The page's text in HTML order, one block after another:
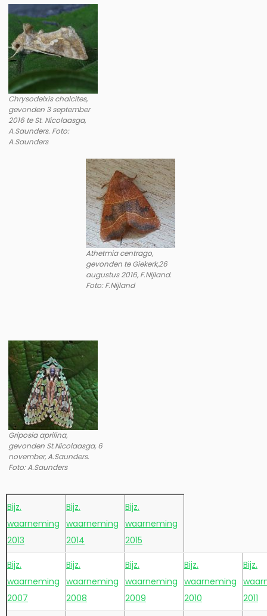
Chrysodeixis chalcites,
gevonden 3 september
2016 te St. Nicolaasga,
A.Saunders. Foto:
A.Saunders
Athetmia centrago,
gevonden te Giekerk,26
augustus 2016, F.Nijland.
Foto: F.Nijland
Griposia aprilina,
gevonden St.Nicolaasga, 6
november, A.Saunders.
Foto: A.Saunders
Bijz.
waarneming
2013
Bijz.
waarneming
2014
Bijz.
waarneming
2015
Bijz.
waarneming
2007
Bijz.
waarneming
2008
Bijz.
waarneming
2009
Bijz.
waarneming
2010
Bijz.
2011